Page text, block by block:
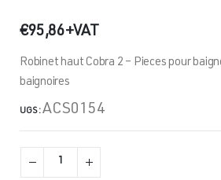
€95,86+VAT
Robinet haut Cobra 2 – Pieces pour
baignoires
UGS :ACS0154